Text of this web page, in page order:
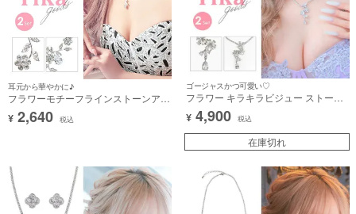
耳元から華やかに♪
フラワーモチーフラインストーンアク
セサリー2点セット [ネックレス＋ピ
アス]
¥ 2,640 税込
ゴージャスかつ可愛い♡
フラワー キラキラビジュー ストーン
アクセサリー 2点セット [ネックレス
＋ピアス]
¥ 4,900 税込
在庫切れ